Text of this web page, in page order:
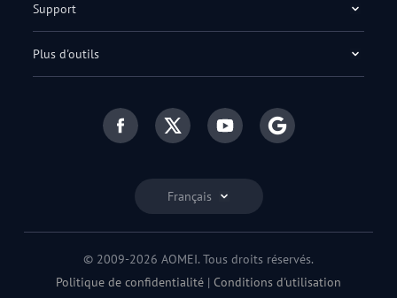
Français
Support
Plus d'outils
© 2009-2026 AOMEI. Tous droits réservés.
Politique de confidentialité | Conditions d'utilisation